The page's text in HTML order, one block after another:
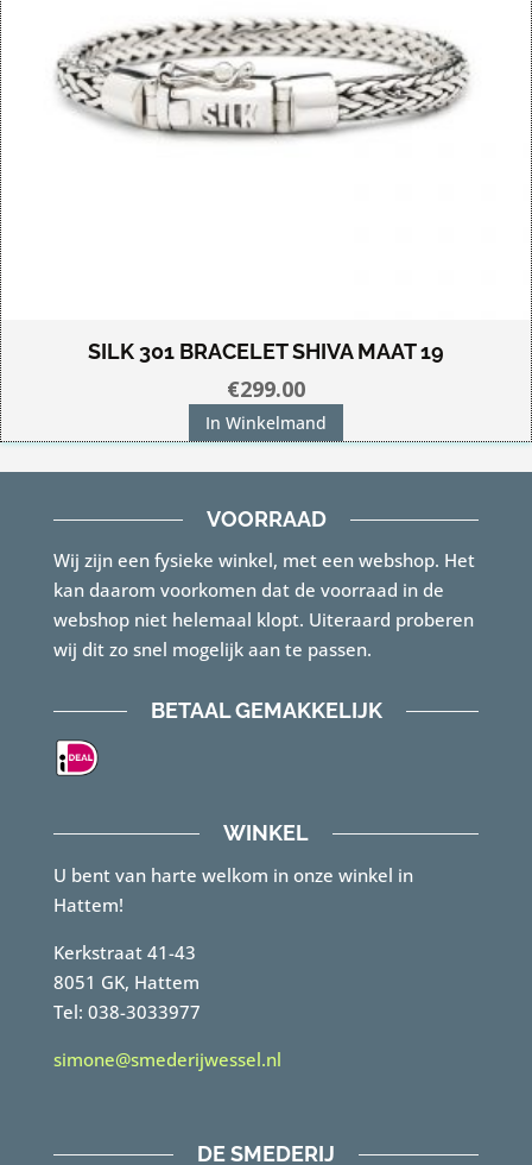
SILK 301 BRACELET SHIVA MAAT 19
€299.00
In Winkelmand
VOORRAAD
Wij zijn een fysieke winkel, met een webshop. Het
kan daarom voorkomen dat de voorraad in de
webshop niet helemaal klopt. Uiteraard proberen
wij dit zo snel mogelijk aan te passen.
BETAAL GEMAKKELIJK
WINKEL
U bent van harte welkom in onze winkel in
Hattem!
Kerkstraat 41-43
8051 GK, Hattem
Tel: 038-3033977
simone@smederijwessel.nl
DE SMEDERIJ